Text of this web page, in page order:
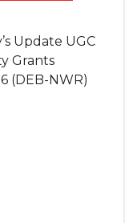
Update UGC
Grants
(DEB-NWR)